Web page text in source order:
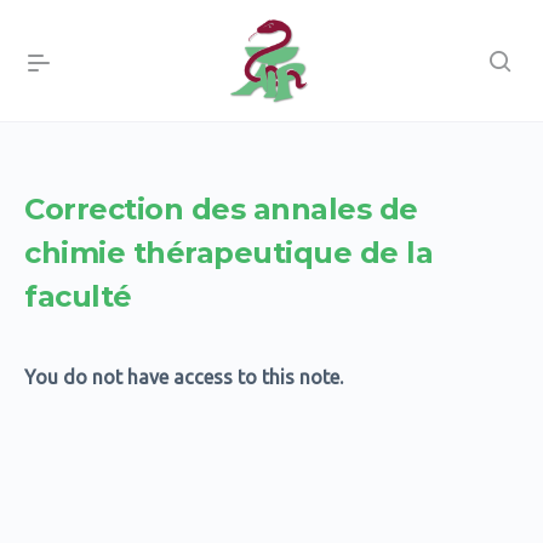
Correction des annales de
chimie thérapeutique de la
faculté
You do not have access to this note.